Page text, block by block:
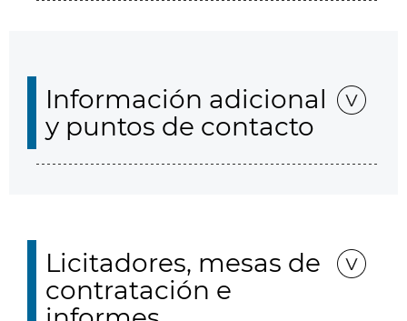
Información adicional
y puntos de contacto
Licitadores, mesas de
contratación e